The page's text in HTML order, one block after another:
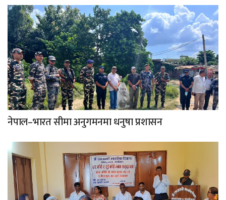
नेपाल–भारत सीमा अनुगमनमा धनुषा प्रशासन